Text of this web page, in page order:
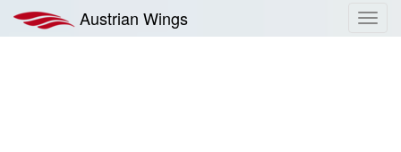
Inhalt
springen
Austrian Wings